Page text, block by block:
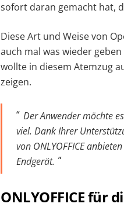
sofort daran gemacht hat,
Diese Art und Weise von
auch mal was wieder
wollte in diesem Atemzug
zeigen.
Der Anwender möchte
viel. Dank Ihrer
von ONLYOFFICE
Endgerät.
ONLYOFFICE für